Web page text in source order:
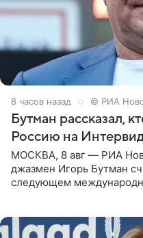
8 часов назад © РИА
Бутман рассказал,
Россию на
МОСКВА, 8 авг — РИА
джазмен Игорь Бутман
следующем